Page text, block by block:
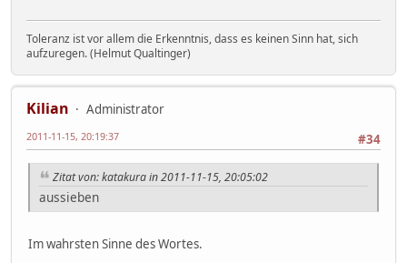
Toleranz ist vor allem die Erkenntnis, dass es keinen Sinn hat, sich
aufzuregen. (Helmut Qualtinger)
Kilian
Administrator
#34
2011-11-15, 20:19:37
Zitat von: katakura in 2011-11-15, 20:05:02
aussieben
Im wahrsten Sinne des Wortes.